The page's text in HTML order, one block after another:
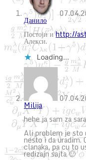
Данило
Постоји иhttp://
Алекси.
Loading...
Milija
hehe ja sam za
Ali problem je sto
nesto i da uradim.
clanaka, pa cu to
redizajn sajta 🙂